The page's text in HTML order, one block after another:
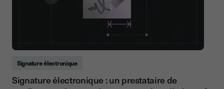
Signature électronique
Signature électronique : un prestataire de